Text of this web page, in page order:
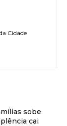
Cidade
sobe
cai